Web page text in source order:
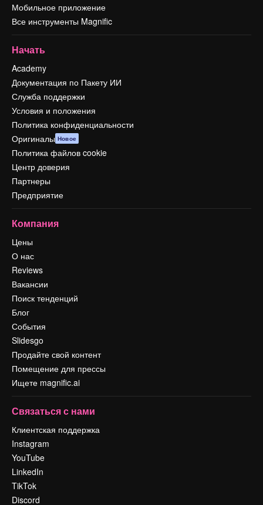
Мобильное приложение
Все инструменты Magnific
Начать
Academy
Документация по Пакету ИИ
Служба поддержки
Условия и положения
Политика конфиденциальности
Оригиналы Новое
Политика файлов cookie
Центр доверия
Партнеры
Предприятие
Компания
Цены
О нас
Reviews
Вакансии
Поиск тенденций
Блог
События
Slidesgo
Продайте свой контент
Помещение для прессы
Ищете magnific.ai
Связаться с нами
Клиентская поддержка
Instagram
YouTube
LinkedIn
TikTok
Discord